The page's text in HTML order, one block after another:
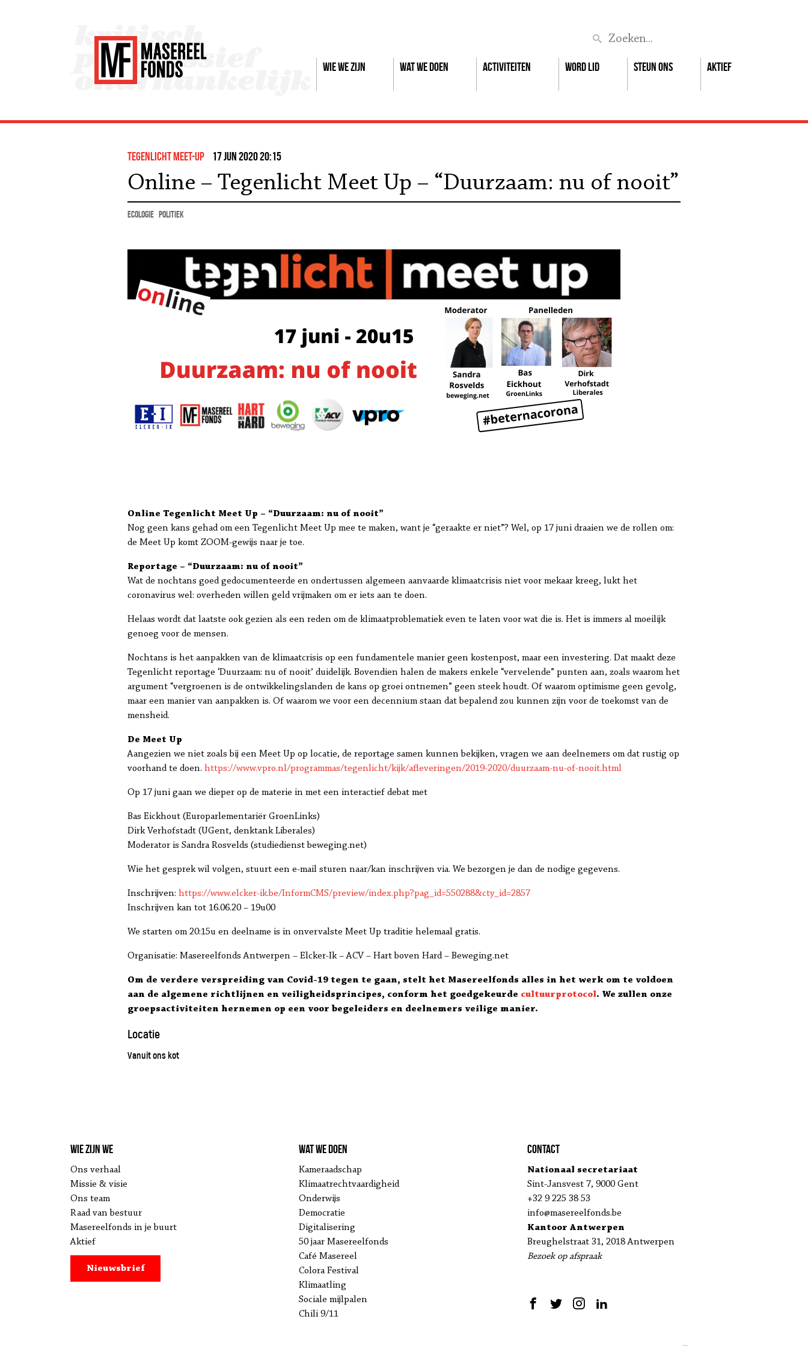
Wie we zijn Wat we doen Activiteiten Word lid Steun ons Aktief
Tegenlicht Meet-up 17 jun 2020 20:15
Online – Tegenlicht Meet Up – “Duurzaam: nu of nooit”
ecologie politiek
Online Tegenlicht Meet Up – “Duurzaam: nu of nooit”
Nog geen kans gehad om een Tegenlicht Meet Up mee te maken, want je “geraakte er niet”? Wel, op 17 juni draaien we de rollen om:
de Meet Up komt ZOOM-gewijs naar je toe.
Reportage – “Duurzaam: nu of nooit”
Wat de nochtans goed gedocumenteerde en ondertussen algemeen aanvaarde klimaatcrisis niet voor mekaar kreeg, lukt het
coronavirus wel: overheden willen geld vrijmaken om er iets aan te doen.
Helaas wordt dat laatste ook gezien als een reden om de klimaatproblematiek even te laten voor wat die is. Het is immers al moeilijk
genoeg voor de mensen.
Nochtans is het aanpakken van de klimaatcrisis op een fundamentele manier geen kostenpost, maar een investering. Dat maakt deze
Tegenlicht reportage ‘Duurzaam: nu of nooit’ duidelijk. Bovendien halen de makers enkele “vervelende” punten aan, zoals waarom het
argument “vergroenen is de ontwikkelingslanden de kans op groei ontnemen” geen steek houdt. Of waarom optimisme geen gevolg,
maar een manier van aanpakken is. Of waarom we voor een decennium staan dat bepalend zou kunnen zijn voor de toekomst van de
mensheid.
De Meet Up
Aangezien we niet zoals bij een Meet Up op locatie, de reportage samen kunnen bekijken, vragen we aan deelnemers om dat rustig op
voorhand te doen. https://www.vpro.nl/programmas/tegenlicht/kijk/afleveringen/2019-2020/duurzaam-nu-of-nooit.html
Op 17 juni gaan we dieper op de materie in met een interactief debat met
Bas Eickhout (Europarlementariër GroenLinks)
Dirk Verhofstadt (UGent, denktank Liberales)
Moderator is Sandra Rosvelds (studiedienst beweging.net)
Wie het gesprek wil volgen, stuurt een e-mail sturen naar/kan inschrijven via. We bezorgen je dan de nodige gegevens.
Inschrijven: https://www.elcker-ik.be/InformCMS/preview/index.php?pag_id=550288&cty_id=2857
Inschrijven kan tot 16.06.20 – 19u00
We starten om 20:15u en deelname is in onvervalste Meet Up traditie helemaal gratis.
Organisatie: Masereelfonds Antwerpen – Elcker-Ik – ACV – Hart boven Hard – Beweging.net
Om de verdere verspreiding van Covid-19 tegen te gaan, stelt het Masereelfonds alles in het werk om te voldoen
aan de algemene richtlijnen en veiligheidsprincipes, conform het goedgekeurde cultuurprotocol. We zullen onze
groepsactiviteiten hernemen op een voor begeleiders en deelnemers veilige manier.
Locatie
Vanuit ons kot
Wie zijn we
Ons verhaal
Missie & visie
Ons team
Raad van bestuur
Masereelfonds in je buurt
Aktief
Nieuwsbrief
Wat we doen
Kameraadschap
Klimaatrechtvaardigheid
Onderwijs
Democratie
Digitalisering
50 jaar Masereelfonds
Café Masereel
Colora Festival
Klimaatling
Sociale mijlpalen
Chili 9/11
Contact
Nationaal secretariaat
Sint-Jansvest 7, 9000 Gent
+32 9 225 38 53
info@masereelfonds.be
Kantoor Antwerpen
Breughelstraat 31, 2018 Antwerpen
Bezoek op afspraak